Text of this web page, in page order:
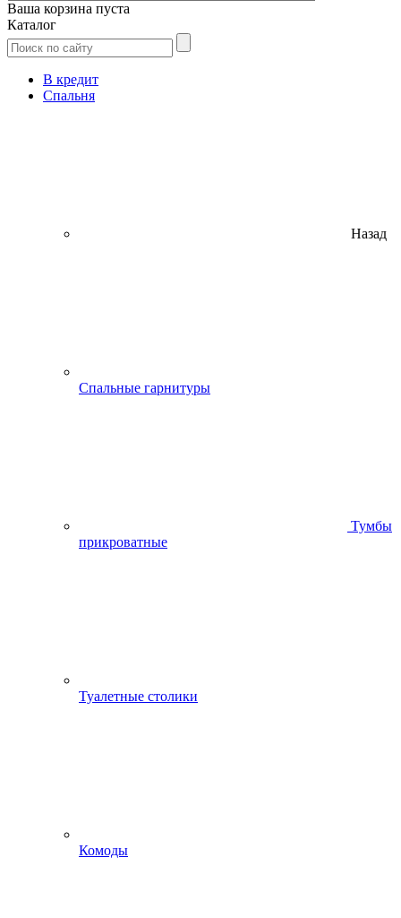
Ваша корзина пуста
Каталог
В кредит
Спальня
Назад
Спальные гарнитуры
Тумбы
прикроватные
Туалетные столики
Комоды